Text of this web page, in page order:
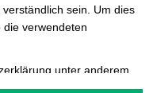
sein. Um dies
verwendeten
unter anderem